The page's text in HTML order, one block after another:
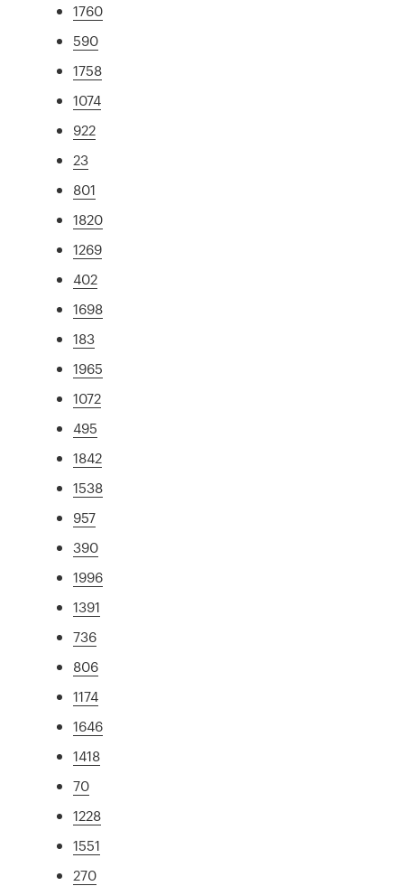
1760
590
1758
1074
922
23
801
1820
1269
402
1698
183
1965
1072
495
1842
1538
957
390
1996
1391
736
806
1174
1646
1418
70
1228
1551
270